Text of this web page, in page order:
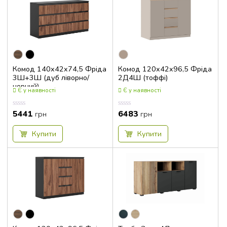
Комод 140x42x74,5 Фріда
3Ш+3Ш (дуб ліворно/
чорний)
Є у наявності
Оцінка
0.00
з
5441 грн
Купити
Комод 120x42x96,5 Фріда
2Д4Ш (тоффі)
Є у наявності
Оцінка
0.00
з
6483 грн
Купити